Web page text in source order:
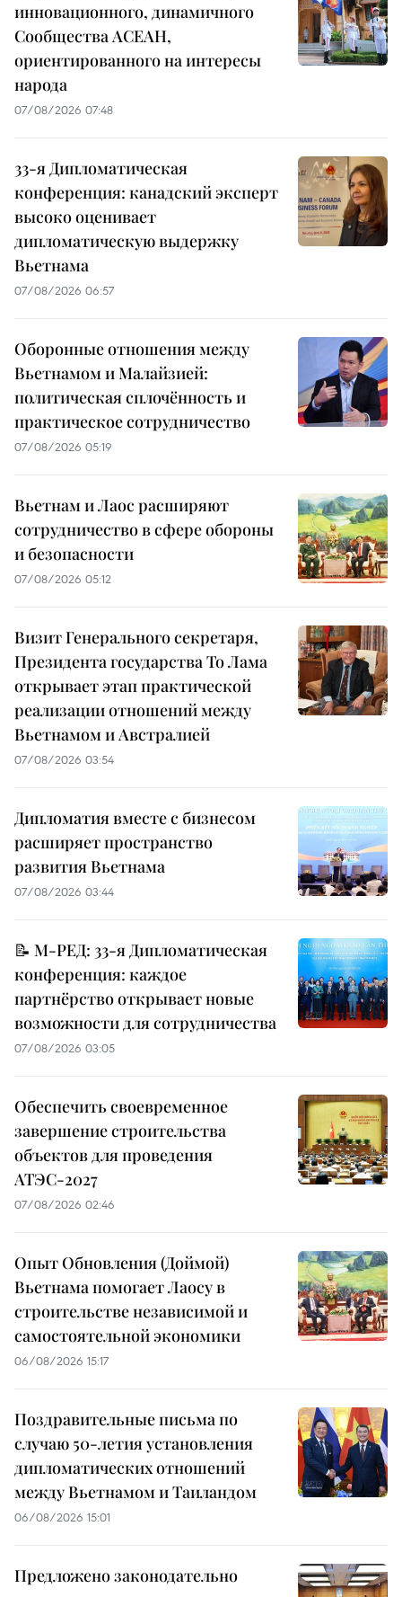
инновационного, динамичного
Сообщества АСЕАН,
ориентированного на интересы
народа
07/08/2026 07:48
33-я Дипломатическая
конференция: канадский эксперт
высоко оценивает
дипломатическую выдержку
Вьетнама
07/08/2026 06:57
Оборонные отношения между
Вьетнамом и Малайзией:
политическая сплочённость и
практическое сотрудничество
07/08/2026 05:19
Вьетнам и Лаос расширяют
сотрудничество в сфере обороны
и безопасности
07/08/2026 05:12
Визит Генерального секретаря,
Президента государства То Лама
открывает этап практической
реализации отношений между
Вьетнамом и Австралией
07/08/2026 03:54
Дипломатия вместе с бизнесом
расширяет пространство
развития Вьетнама
07/08/2026 03:44
📝 М-РЕД: 33-я Дипломатическая
конференция: каждое
партнёрство открывает новые
возможности для сотрудничества
07/08/2026 03:05
Обеспечить своевременное
завершение строительства
объектов для проведения
АТЭС-2027
07/08/2026 02:46
Опыт Обновления (Доймой)
Вьетнама помогает Лаосу в
строительстве независимой и
самостоятельной экономики
06/08/2026 15:17
Поздравительные письма по
случаю 50-летия установления
дипломатических отношений
между Вьетнамом и Таиландом
06/08/2026 15:01
Предложено законодательно